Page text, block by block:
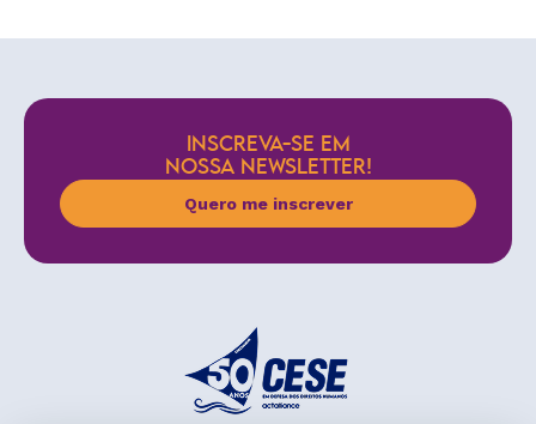
INSCREVA-SE EM
NOSSA NEWSLETTER!
Quero me inscrever